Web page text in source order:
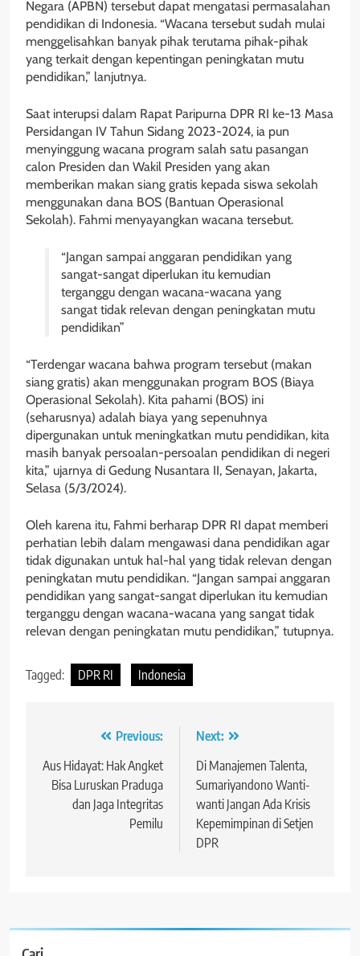
Negara (APBN) tersebut dapat mengatasi permasalahan
pendidikan di Indonesia. “Wacana tersebut sudah mulai
menggelisahkan banyak pihak terutama pihak-pihak
yang terkait dengan kepentingan peningkatan mutu
pendidikan,” lanjutnya.
Saat interupsi dalam Rapat Paripurna DPR RI ke-13 Masa
Persidangan IV Tahun Sidang 2023-2024, ia pun
menyinggung wacana program salah satu pasangan
calon Presiden dan Wakil Presiden yang akan
memberikan makan siang gratis kepada siswa sekolah
menggunakan dana BOS (Bantuan Operasional
Sekolah). Fahmi menyayangkan wacana tersebut.
“Jangan sampai anggaran pendidikan yang
sangat-sangat diperlukan itu kemudian
terganggu dengan wacana-wacana yang
sangat tidak relevan dengan peningkatan mutu
pendidikan”
“Terdengar wacana bahwa program tersebut (makan
siang gratis) akan menggunakan program BOS (Biaya
Operasional Sekolah). Kita pahami (BOS) ini
(seharusnya) adalah biaya yang sepenuhnya
dipergunakan untuk meningkatkan mutu pendidikan, kita
masih banyak persoalan-persoalan pendidikan di negeri
kita,” ujarnya di Gedung Nusantara II, Senayan, Jakarta,
Selasa (5/3/2024).
Oleh karena itu, Fahmi berharap DPR RI dapat memberi
perhatian lebih dalam mengawasi dana pendidikan agar
tidak digunakan untuk hal-hal yang tidak relevan dengan
peningkatan mutu pendidikan. “Jangan sampai anggaran
pendidikan yang sangat-sangat diperlukan itu kemudian
terganggu dengan wacana-wacana yang sangat tidak
relevan dengan peningkatan mutu pendidikan,” tutupnya.
Tagged: DPR RI Indonesia
Navigasi
pos
Previous:
Aus Hidayat: Hak Angket
Bisa Luruskan Praduga
dan Jaga Integritas
Pemilu
Next:
Di Manajemen Talenta,
Sumariyandono Wanti-
wanti Jangan Ada Krisis
Kepemimpinan di Setjen
DPR